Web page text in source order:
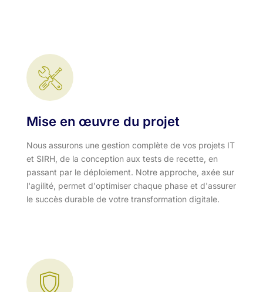
Mise en œuvre du projet
Nous assurons une gestion complète de vos projets IT
et SIRH, de la conception aux tests de recette, en
passant par le déploiement. Notre approche, axée sur
l'agilité, permet d'optimiser chaque phase et d'assurer
le succès durable de votre transformation digitale.